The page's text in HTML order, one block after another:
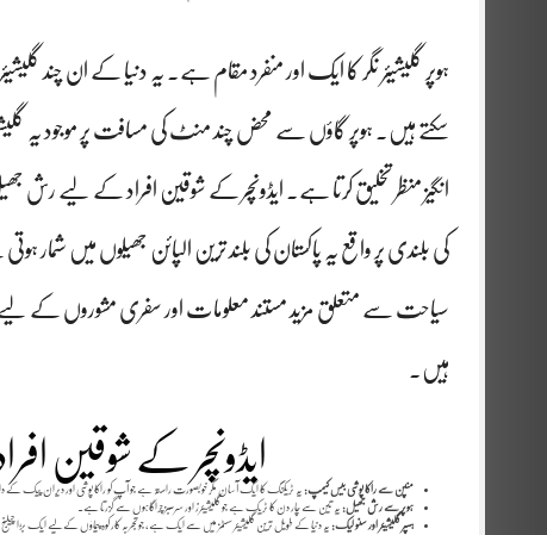
ہوپر گلیشیئر نگر کا ایک اور منفرد مقام ہے۔ یہ دنیا کے ان چند
سکتے ہیں۔ ہوپر گاؤں سے محض چند منٹ کی مسافت پر موجود یہ
سیاحت سے متعلق مزید مستند معلومات اور سفری مشوروں کے
ہیں۔
ایڈونچر کے شوقین
منپن سے راکا پوشی بیس کیمپ: یہ ٹریکنگ کا ایک آسان مگر خوبصورت راستہ ہے جو آپ کو راکا پوشی اور دیران پیک
ہوپر سے رش جھیل: یہ تین سے چار دن کا ٹریک ہے جو گلیشیئرز اور سرسبز چراگاہوں سے گزرتا ہے۔
ہسپر گلیشیئر اور سنو لیک: یہ دنیا کے طویل ترین گلیشیئر سسٹمز میں سے ایک ہے، جو تجربہ کار کوہ پیماؤں کے لیے ایک بڑا